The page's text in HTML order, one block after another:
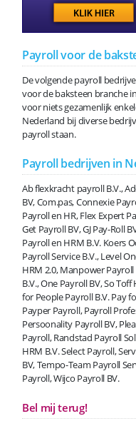
Payroll voor de
De volgende payroll
voor de baksteen branche
voor niets gezamenlijk
Nederland bij diverse
payroll staan.
Payroll bedrijven in
Ab flexkracht payroll B.V.,
BV, Com.pas, Connexie
Payroll en HR, Flex Expert
Get Payroll BV, GJ Pay-Roll
Payroll en HRM B.V. Koers
Payroll Service B.V., Level
HRM 2.0, Manpower
B.V., One Payroll BV, So
for People Payroll B.V. Pay
Payper Payroll, Payroll
Persoonality Payroll BV,
Payroll, Randstad Payroll
HRM B.V. Select Payroll,
BV, Tempo-Team Payroll
Payroll, Wijco Payroll BV.
Bel mij terug!